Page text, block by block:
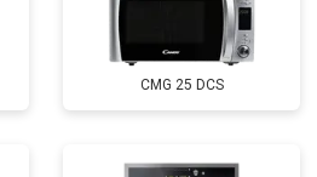
CMG 25 DCS